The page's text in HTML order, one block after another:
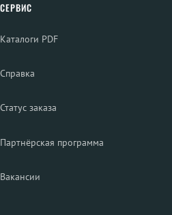
СЕРВИС
Каталоги PDF
Справка
Статус заказа
Партнёрская программа
Вакансии